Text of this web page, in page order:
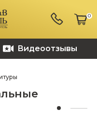
0
Видеоотзывы